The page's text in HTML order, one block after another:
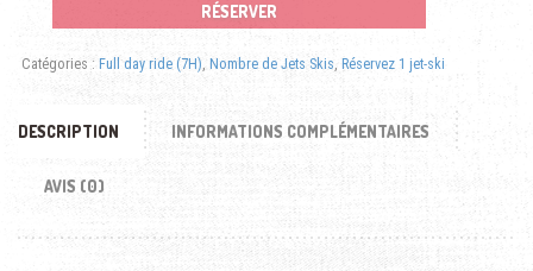
RÉSERVER
Catégories : Full day ride (7H) Nombre de Jets Skis Réservez 1 jet-ski
DESCRIPTION INFORMATIONS COMPLÉMENTAIRES
AVIS (0)